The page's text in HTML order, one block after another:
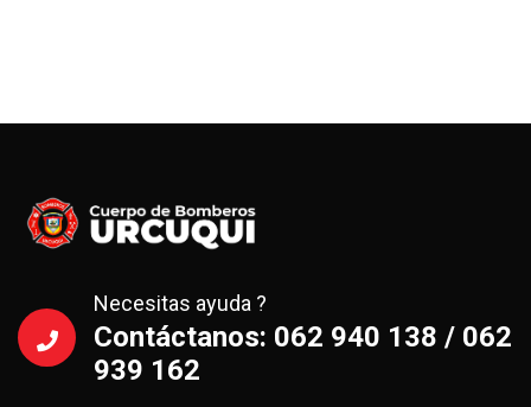
Necesitas ayuda ?
Contáctanos: 062 940 138 / 062
939 162